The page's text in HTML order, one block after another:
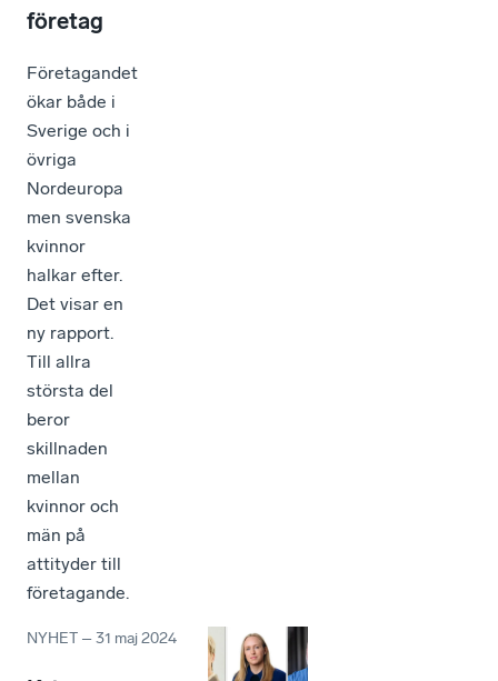
företag
Företagandet
ökar både i
Sverige och i
övriga
Nordeuropa
men svenska
kvinnor
halkar efter.
Det visar en
ny rapport.
Till allra
största del
beror
skillnaden
mellan
kvinnor och
män på
attityder till
företagande.
NYHET –31 maj 2024